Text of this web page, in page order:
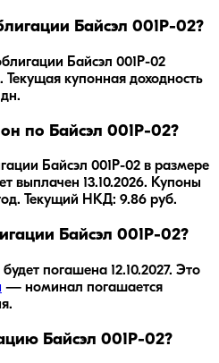
Байсэл 001P-02?
Байсэл 001P-02
Текущая купонная доходность
дн.
по Байсэл 001P-02?
Байсэл 001P-02 в размере
выплачен 13.10.2026. Купоны
Текущий НКД: 9.86 руб.
Байсэл 001P-02?
будет погашена 12.10.2027. Это
— номинал погашается
Байсэл 001P-02?